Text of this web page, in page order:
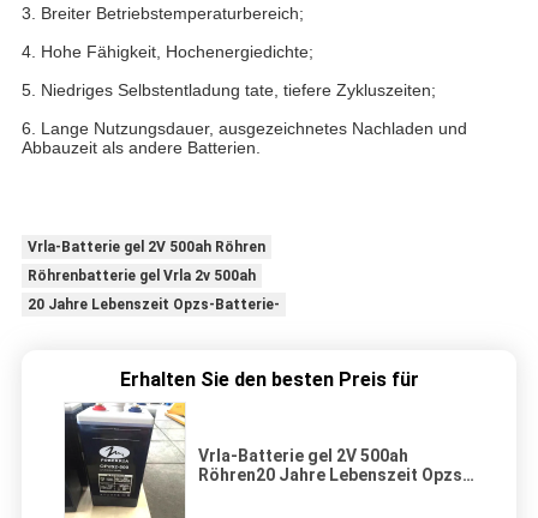
3. Breiter Betriebstemperaturbereich;
4. Hohe Fähigkeit, Hochenergiedichte;
5. Niedriges Selbstentladung tate, tiefere Zykluszeiten;
6. Lange Nutzungsdauer, ausgezeichnetes Nachladen und
Abbauzeit als andere Batterien.
Vrla-Batterie gel 2V 500ah Röhren
Röhrenbatterie gel Vrla 2v 500ah
20 Jahre Lebenszeit Opzs-Batterie-
Erhalten Sie den besten Preis für
Vrla-Batterie gel 2V 500ah
Röhren20 Jahre Lebenszeit Opzs-